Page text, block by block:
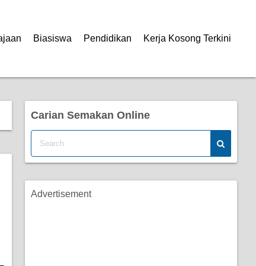
Biasiswa Pendidikan Kerja Kosong Terkini
Carian Semakan Online
Advertisement